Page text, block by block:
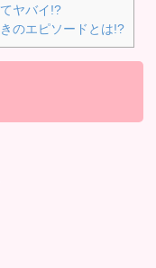
ヤバイ!?
のエピソードとは!?